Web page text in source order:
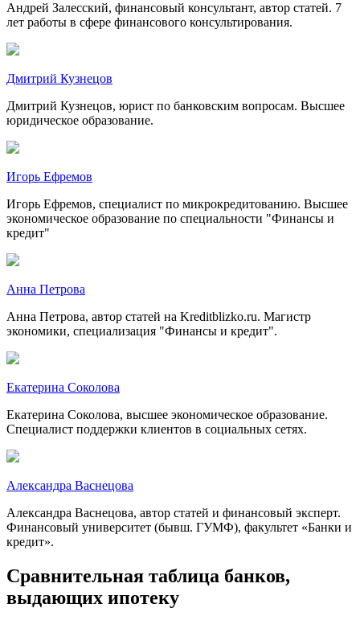
Андрей Залесский, финансовый консультант, автор статей. 7
лет работы в сфере финансового консультирования.
Дмитрий Кузнецов
Дмитрий Кузнецов, юрист по банковским вопросам. Высшее
юридическое образование.
Игорь Ефремов
Игорь Ефремов, специалист по микрокредитованию. Высшее
экономическое образование по специальности "Финансы и
кредит"
Анна Петрова
Анна Петрова, автор статей на Kreditblizko.ru. Магистр
экономики, специализация "Финансы и кредит".
Екатерина Соколова
Екатерина Соколова, высшее экономическое образование.
Специалист поддержки клиентов в социальных сетях.
Александра Васнецова
Александра Васнецова, автор статей и финансовый эксперт.
Финансовый университет (бывш. ГУМФ), факультет «Банки и
кредит».
Сравнительная таблица банков,
выдающих ипотеку